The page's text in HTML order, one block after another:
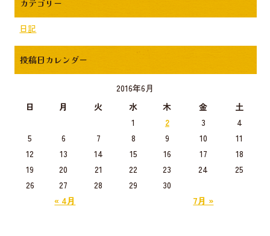
カテゴリー
日記
投稿日カレンダー
2016年6月
日
月 火 水 木 金 土
« 4月 7月 »
1 2 3
4
5
6 7 8 9 10
11
12
13 14 15 16 17
18
19
20 21 22 23 24
25
26
27 28 29 30